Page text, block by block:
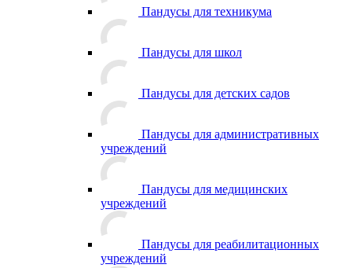
Пандусы для техникума
Пандусы для школ
Пандусы для детских садов
Пандусы для административных
учреждений
Пандусы для медицинских
учреждений
Пандусы для реабилитационных
учреждений